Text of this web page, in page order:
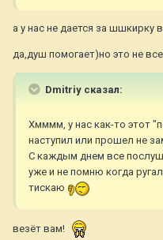
а у нас не дается за шшкирку
да,душ помогает)но это не
Dmitriy сказал:
Хмммм, у нас как-то этот
наступил или прошел не
С каждым днем все
уже и не помню когда
тискаю
везёт вам!